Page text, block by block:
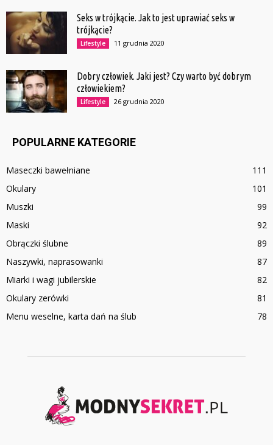
Seks w trójkącie. Jak to jest uprawiać seks w
trójkącie?
Lifestyle 11 grudnia 2020
Dobry człowiek. Jaki jest? Czy warto być dobrym
człowiekiem?
Lifestyle 26 grudnia 2020
POPULARNE KATEGORIE
Maseczki bawełniane
111
Okulary
101
Muszki
99
Maski
92
Obrączki ślubne
89
Naszywki, naprasowanki
87
Miarki i wagi jubilerskie
82
Okulary zerówki
81
Menu weselne, karta dań na ślub
78